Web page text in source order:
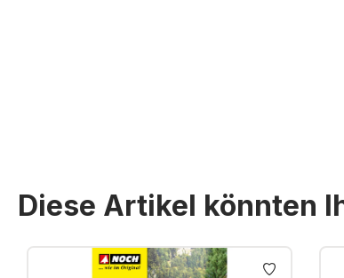
Diese Artikel könnten
Produktgalerie überspringen